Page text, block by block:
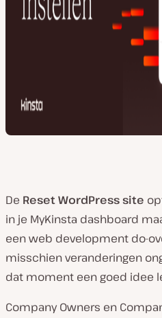
De Reset WordPress site
in je MyKinsta dashboard
een web development do-
misschien veranderingen
dat moment een goed idee
Company Owners en